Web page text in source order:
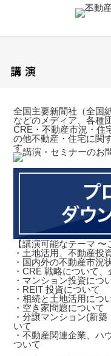
全国主要新聞社（全国
などのメディア、各種
CRE・不動産市況・住
の他不動産・住宅に関
す。
【講演可能なテーマ 〜
・土地活用、不動産投
・国内外の不動産市況
・CRE 戦略について
・マンション投資につ
・REIT 投資について
・相続と土地活用につ
・空き家問題について
・分譲マンション(新
いて
・不動産関連企業、ハ
ついて